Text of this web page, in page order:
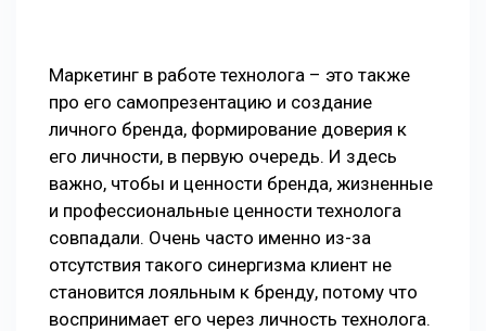
Маркетинг в работе технолога – это также
про его самопрезентацию и создание
личного бренда, формирование доверия к
его личности, в первую очередь. И здесь
важно, чтобы и ценности бренда, жизненные
и профессиональные ценности технолога
совпадали. Очень часто именно из-за
отсутствия такого синергизма клиент не
становится лояльным к бренду, потому что
воспринимает его через личность технолога.